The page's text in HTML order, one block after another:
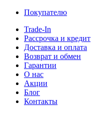
Покупателю
Trade-In
Рассрочка и кредит
Доставка и оплата
Возврат и обмен
Гарантии
О нас
Акции
Блог
Контакты